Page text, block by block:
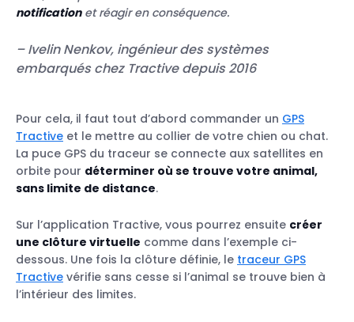
notificationet réagir en conséquence.
– Ivelin Nenkov, ingénieur des systèmes
embarqués chez Tractive depuis 2016
Pour cela, il faut tout d’abord commander un GPS
Tractive et le mettre au collier de votre chien ou chat.
La puce GPS du traceur se connecte aux satellites en
orbite pour déterminer où se trouve votre animal,
sans limite de distance.
Sur l’application Tractive, vous pourrez ensuite créer
une clôture virtuelle comme dans l’exemple ci-
dessous. Une fois la clôture définie, le traceur GPS
Tractive vérifie sans cesse si l’animal se trouve bien à
l’intérieur des limites.